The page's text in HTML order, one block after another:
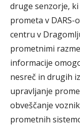
druge senzorje,
prometa v DARS-
centru v
prometnimi
informacije
nesreč in drugih
upravljanje
obveščanje
prometnih